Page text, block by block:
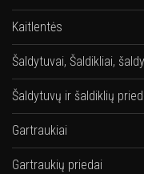
Kaitlentės
Šaldytuvai, Šaldikliai,
Šaldytuvų ir šaldiklių
Gartraukiai
Gartraukių priedai